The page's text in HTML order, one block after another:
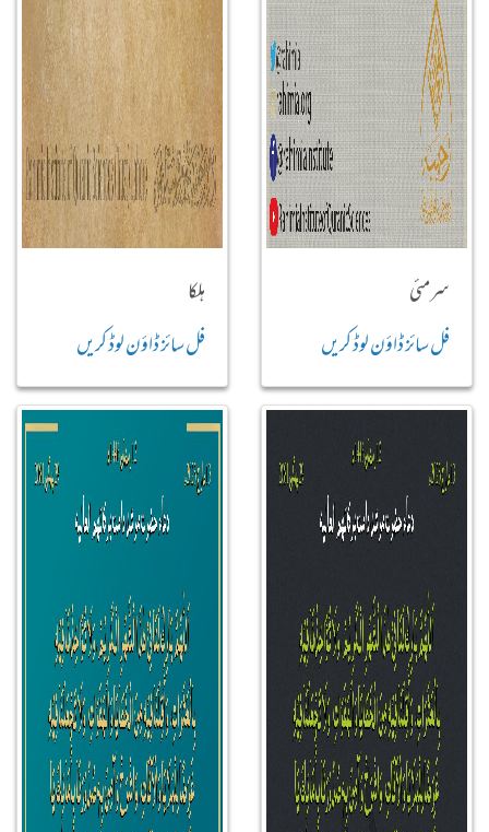
سرمئی
فل سائز ڈاؤن لوڈ کریں
ہلکا
فل سائز ڈاؤن لوڈ کریں